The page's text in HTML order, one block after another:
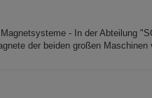
- In der Abteilung
der beiden großen Maschinen